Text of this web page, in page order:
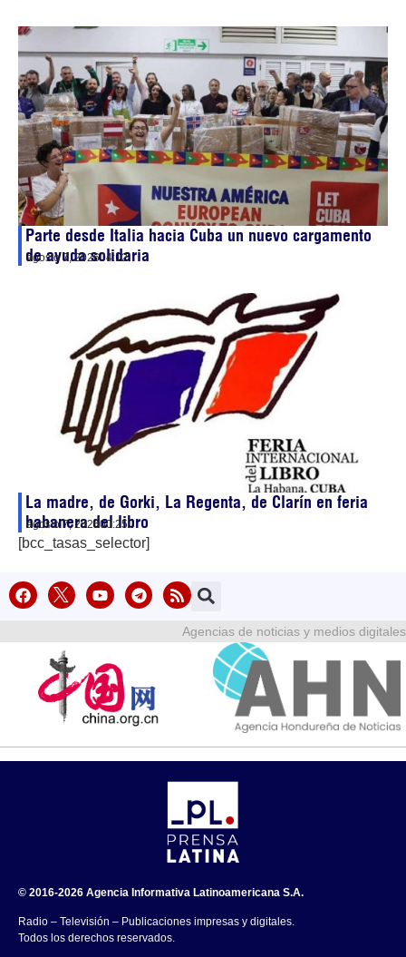
Parte desde Italia hacia Cuba un nuevo cargamento
de ayuda solidaria
agosto 7, 202604:12
La madre, de Gorki, La Regenta, de Clarín en feria
habanera del libro
agosto 7, 202600:25
[bcc_tasas_selector]
Agencias de noticias y medios digitales
© 2016-2026 Agencia Informativa Latinoamericana S.A.
Radio – Televisión – Publicaciones impresas y digitales.
Todos los derechos reservados.